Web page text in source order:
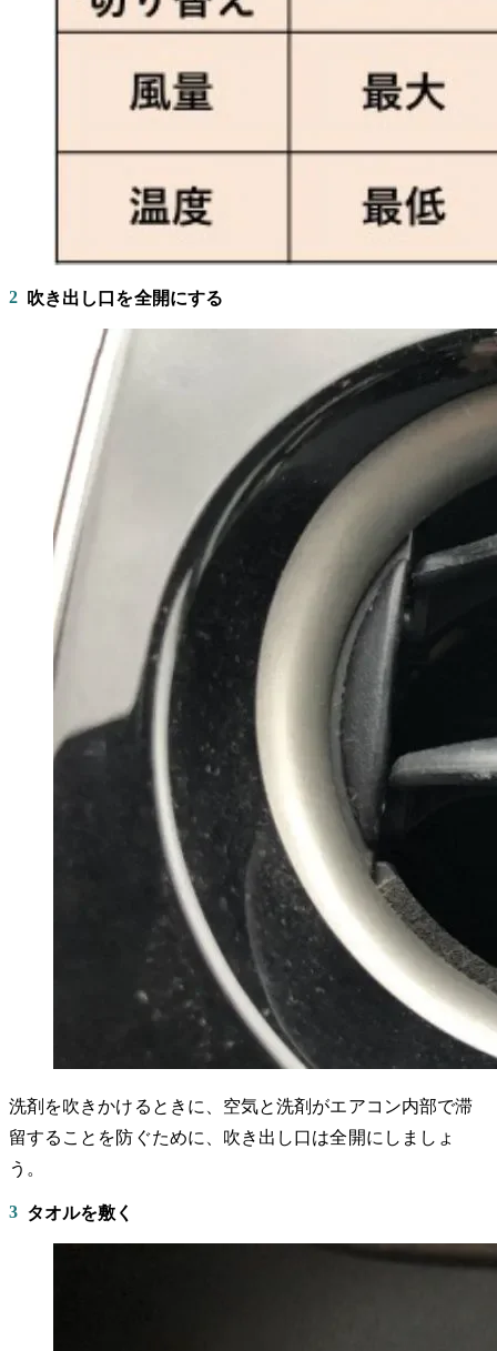
2 吹き出し口を全開にする
洗剤を吹きかけるときに、空気と洗剤がエアコン内部で滞
留することを防ぐために、吹き出し口は全開にしましょ
う。
3 タオルを敷く